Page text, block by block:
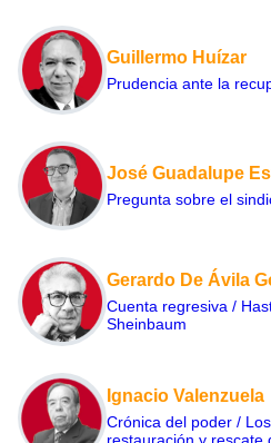
Guillermo Huízar
Prudencia ante la
José Guadalupe
Pregunta sobre el
Gerardo De Ávila
Cuenta regresiva /
Sheinbaum
Ignacio Valenzuela
Crónica del poder /